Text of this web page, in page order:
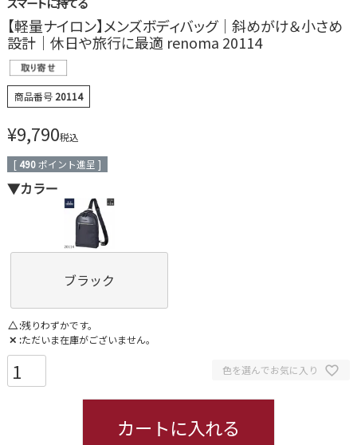
【軽量ナイロン】メンズボディバッグ｜斜めがけ＆小さめ
設計｜休日や旅行に最適 renoma 20114
商品番号 20114
¥9,790税込
[ 490ポイント進呈 ]
▼カラー
ブラック
△ 残りわずかです。
✕ ただいま在庫がございません。
色を選んでお気に入り
カートに入れる